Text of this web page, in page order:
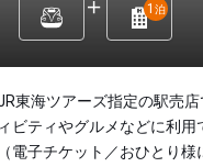
1 泊
東海ツアーズ指定の駅売
ィビティやグルメなどに利
（電子チケット／おひとり